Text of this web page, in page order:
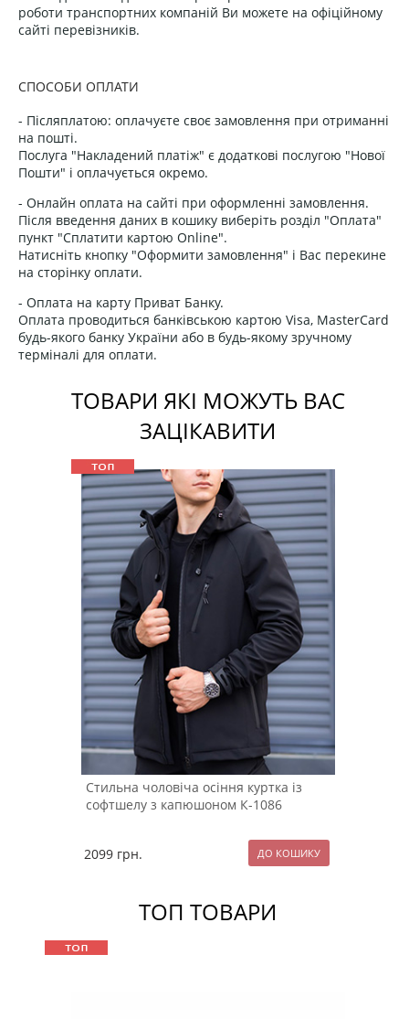
роботи транспортних компаній Ви можете на офіційному
сайті перевізників.
СПОСОБИ ОПЛАТИ
- Післяплатою: оплачуєте своє замовлення при отриманні
на пошті.
Послуга "Накладений платіж" є додаткові послугою "Нової
Пошти" і оплачується окремо.
- Онлайн оплата на сайті при оформленні замовлення.
Після введення даних в кошику виберіть розділ "Оплата"
пункт "Сплатити картою Online".
Натисніть кнопку "Оформити замовлення" і Вас перекине
на сторінку оплати.
- Оплата на карту Приват Банку.
Оплата проводиться банківською картою Visa, MasterCard
будь-якого банку України або в будь-якому зручному
терміналі для оплати.
ТОВАРИ ЯКІ МОЖУТЬ ВАС
ЗАЦІКАВИТИ
Стильна чоловіча осіння куртка із
софтшелу з капюшоном К-1086
2099 грн.
ТОП ТОВАРИ